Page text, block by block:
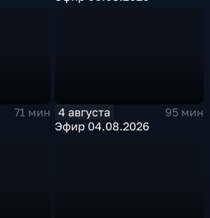
71 мин
4 августа
95 мин
Эфир 04.08.2026